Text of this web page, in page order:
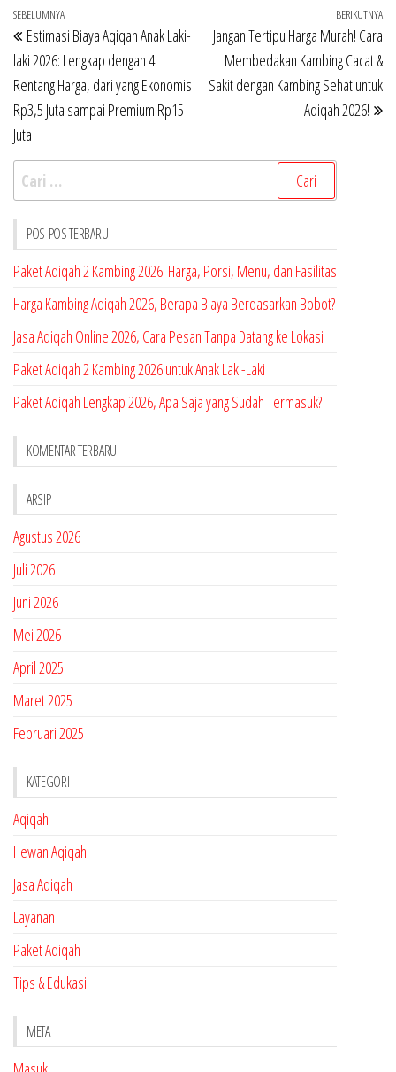
Navigasi
pos
Pos
Sebelumnya
SEBELUMNYA
Estimasi Biaya Aqiqah Anak Laki-
laki 2026: Lengkap dengan 4
Rentang Harga, dari yang Ekonomis
Rp3,5 Juta sampai Premium Rp15
Juta
BERIKUTNYA
Jangan Tertipu Harga Murah! Cara
Membedakan Kambing Cacat &
Sakit dengan Kambing Sehat untuk
Aqiqah 2026!
Cari
untuk:
POS-POS TERBARU
Paket Aqiqah 2 Kambing 2026: Harga, Porsi, Menu, dan Fasilitas
Harga Kambing Aqiqah 2026, Berapa Biaya Berdasarkan Bobot?
Jasa Aqiqah Online 2026, Cara Pesan Tanpa Datang ke Lokasi
Paket Aqiqah 2 Kambing 2026 untuk Anak Laki-Laki
Paket Aqiqah Lengkap 2026, Apa Saja yang Sudah Termasuk?
KOMENTAR TERBARU
ARSIP
Agustus 2026
Juli 2026
Juni 2026
Mei 2026
April 2025
Maret 2025
Februari 2025
KATEGORI
Aqiqah
Hewan Aqiqah
Jasa Aqiqah
Layanan
Paket Aqiqah
Tips & Edukasi
META